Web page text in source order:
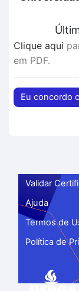
Clique aqui
em PDF.
Eu concordo
Validar
Ajuda
Termos de
Política de